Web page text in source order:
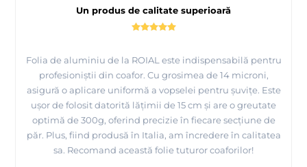
Un produs de calitate superioară
Folia de aluminiu de la ROIAL este indispensabilă pentru
profesioniștii din coafor. Cu grosimea de 14 microni,
asigură o aplicare uniformă a vopselei pentru șuvițe. Este
ușor de folosit datorită lățimii de 15 cm și are o greutate
optimă de 300g, oferind precizie în fiecare secțiune de
păr. Plus, fiind produsă în Italia, am încredere în calitatea
sa. Recomand această folie tuturor coaforilor!